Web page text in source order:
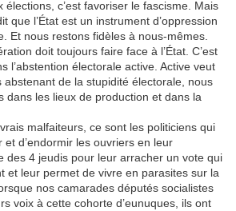
c’est favoriser le fascisme. Mais
que l’État est un instrument d’oppression
Et nous restons fidèles à nous-mêmes.
doit toujours faire face à l’État. C’est
l’abstention électorale active. Active veut
de la stupidité électorale, nous
dans les lieux de production et dans la
malfaiteurs, ce sont les politiciens qui
d’endormir les ouvriers en leur
des 4 jeudis pour leur arracher un vote qui
et leur permet de vivre en parasites sur la
nos camarades députés socialistes
voix à cette cohorte d’eunuques, ils ont